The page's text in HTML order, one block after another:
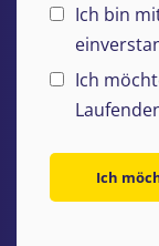
Ich bin
Ich
Ich